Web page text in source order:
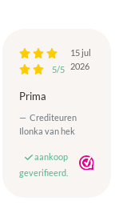
5/5
15 jul
2026
Prima
Crediteuren
Ilonka van hek
aankoop
geverifieerd.